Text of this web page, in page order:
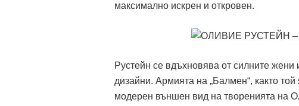
максимално искрен и откровен.
Рустейн се вдъхновява от силните
дизайни. Армията на „Балмен“, както
модерен външен вид на творенията на